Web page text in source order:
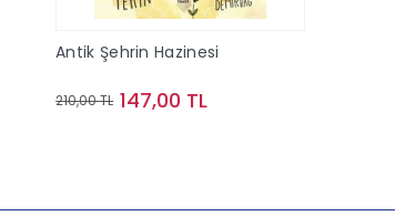
Antik Şehrin Hazinesi
210,00 TL 147,00 TL